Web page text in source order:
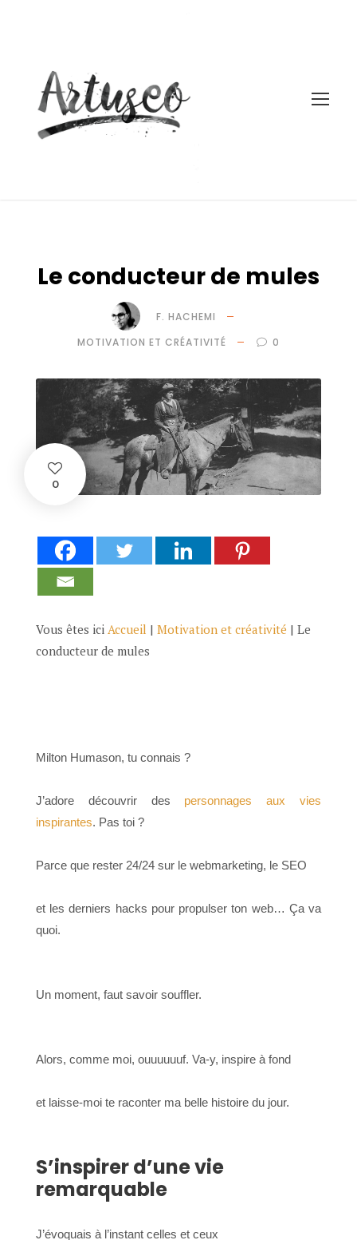
Le conducteur de mules
F. HACHEMI
MOTIVATION ET CRÉATIVITÉ
0
0
Vous êtes ici Accueil | Motivation et créativité | Le
conducteur de mules
Milton Humason, tu connais ?
J’adore découvrir des personnages aux vies
inspirantes. Pas toi ?
Parce que rester 24/24 sur le webmarketing, le SEO
et les derniers hacks pour propulser ton web… Ça va
quoi.
Un moment, faut savoir souffler.
Alors, comme moi, ouuuuuuf. Va-y, inspire à fond
et laisse-moi te raconter ma belle histoire du jour.
S’inspirer d’une vie
remarquable
J’évoquais à l’instant celles et ceux